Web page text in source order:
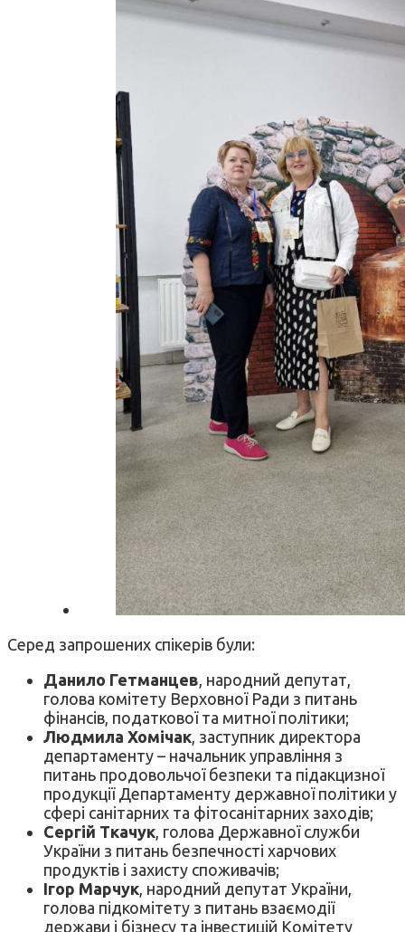
Серед запрошених спікерів були:
Данило Гетманцев, народний депутат,
голова комітету Верховної Ради з питань
фінансів, податкової та митної політики;
Людмила Хомічак, заступник директора
департаменту – начальник управління з
питань продовольчої безпеки та підакцизної
продукції Департаменту державної політики у
сфері санітарних та фітосанітарних заходів;
Сергій Ткачук, голова Державної служби
України з питань безпечності харчових
продуктів і захисту споживачів;
Ігор Марчук, народний депутат України,
голова підкомітету з питань взаємодії
держави і бізнесу та інвестицій Комітету